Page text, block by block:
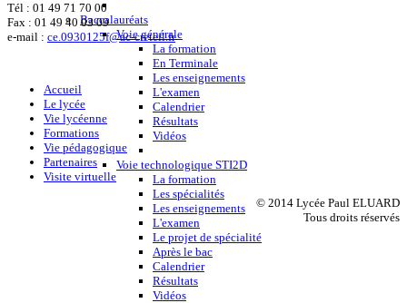
Baccalauréats
Voie générale
La formation
En Terminale
Les enseignements
L'examen
Calendrier
Résultats
Vidéos
Voie technologique STI2D
La formation
Les spécialités
Les enseignements
L'examen
Le projet de spécialité
Après le bac
Calendrier
Résultats
Vidéos
Tél : 01 49 71 70 00
Fax : 01 49 40 03 09
e-mail : ce.0930125f@ac-creteil.fr
Accueil
Le lycée
Vie lycéenne
Formations
Vie pédagogique
Partenaires
Visite virtuelle
© 2014 Lycée Paul ELUARD
Tous droits réservés